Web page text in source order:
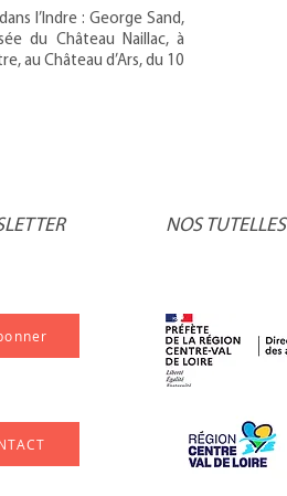
l’Indre : George Sand,
du Château Naillac, à
au Château d’Ars, du 10
NOS TUTELLES